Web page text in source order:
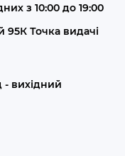
з 10:00 до 19:00
95К Точка видачі
- вихідний